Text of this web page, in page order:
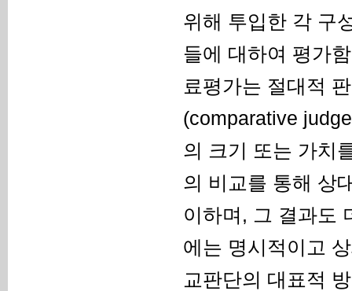
위해 투입한 각 구
들에 대하여 평가
료평가는 절대적
(comparative
의 크기 또는 가치
의 비교를 통해 상
이하며, 그 결과도
에는 명시적이고
교판단의 대표적